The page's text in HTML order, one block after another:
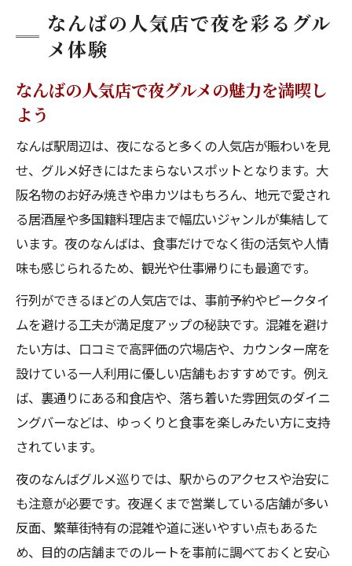
美味しいグルメが揃うなんばの人気店で夜
を満喫
夜におすすめのなんばの人気店最新情報を
一人でも楽しめるなんばグルメ巡り術
なんばの人気店で一人グルメを気軽に楽し
もう
ひとり利用におすすめのなんばの人気店を
厳選
なんば駅周辺で一人でも入りやすい人気店
の特徴
一人ご飯に最適ななんばの人気店の選び方
ガイド
ひとりグルメ初心者でも安心のなんば人気
店情報
駅近で満喫するなんばおすすめスポット
なんばの人気店を駅近スポットで効率よく
楽しむ
駅から徒歩圏内のなんばおすすめ人気店厳
選ガイド
なんば駅周辺の人気店で手軽にグルメ体験
なんばの人気店で夜を彩るグル
メ体験
なんばの人気店で夜グルメの魅力を満喫し
よう
なんば駅周辺は、夜になると多くの人気店が賑わいを見
せ、グルメ好きにはたまらないスポットとなります。大
阪名物のお好み焼きや串カツはもちろん、地元で愛され
る居酒屋や多国籍料理店まで幅広いジャンルが集結して
います。夜のなんばは、食事だけでなく街の活気や人情
味も感じられるため、観光や仕事帰りにも最適です。
行列ができるほどの人気店では、事前予約やピークタイ
ムを避ける工夫が満足度アップの秘訣です。混雑を避け
たい方は、口コミで高評価の穴場店や、カウンター席を
設けている一人利用に優しい店舗もおすすめです。例え
ば、裏通りにある和食店や、落ち着いた雰囲気のダイニ
ングバーなどは、ゆっくりと食事を楽しみたい方に支持
されています。
夜のなんばグルメ巡りでは、駅からのアクセスや治安に
も注意が必要です。夜遅くまで営業している店舗が多い
反面、繁華街特有の混雑や道に迷いやすい点もあるた
め、目的の店舗までのルートを事前に調べておくと安心